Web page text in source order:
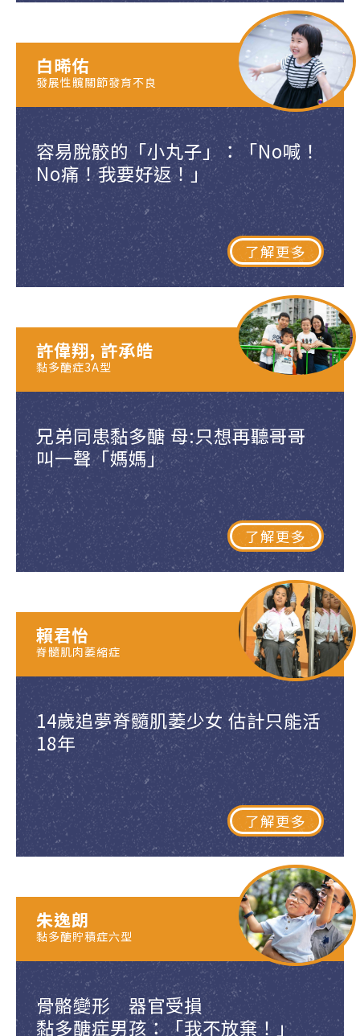
容易脫骹的「小丸子」：「No喊！
No痛！我要好返！」
了解更多
白晞佑
發展性髖關節發育不良
兄弟同患黏多醣 母:只想再聽哥哥
叫一聲「媽媽」
了解更多
許偉翔, 許承皓
黏多醣症3A型
14歲追夢脊髓肌萎少女 估計只能活
18年
了解更多
賴君怡
脊髓肌肉萎縮症
骨骼變形 器官受損
黏多醣症男孩：「我不放棄！」
朱逸朗
黏多醣貯積症六型